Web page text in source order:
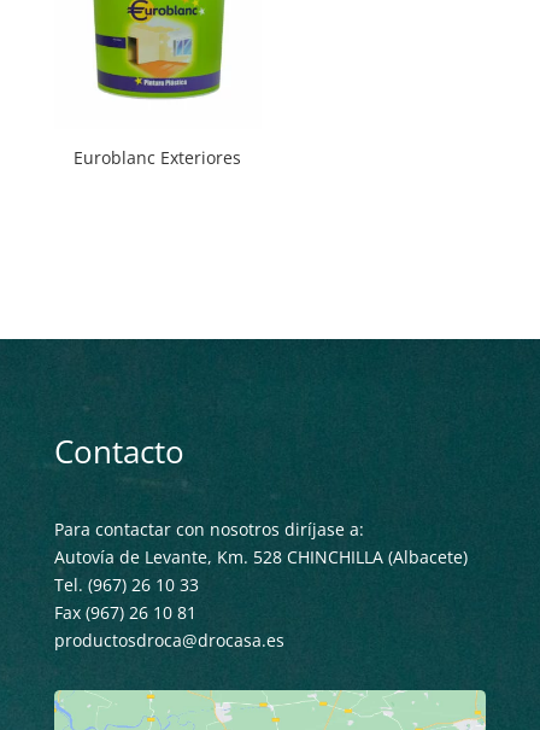
Euroblanc Exteriores
Contacto
Para contactar con nosotros diríjase a:
Autovía de Levante, Km. 528 CHINCHILLA (Albacete)
Tel. (967) 26 10 33
Fax (967) 26 10 81
productosdroca@drocasa.es